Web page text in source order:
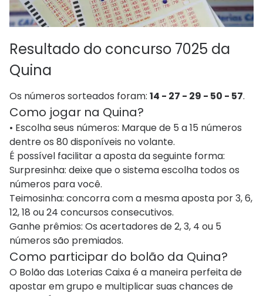
Resultado do concurso 7025 da
Quina
Os números sorteados foram: 14 - 27 - 29 - 50 - 57.
Como jogar na Quina?
• Escolha seus números: Marque de 5 a 15 números
dentre os 80 disponíveis no volante.
É possível facilitar a aposta da seguinte forma:
Surpresinha: deixe que o sistema escolha todos os
números para você.
Teimosinha: concorra com a mesma aposta por 3, 6,
12, 18 ou 24 concursos consecutivos.
Ganhe prêmios: Os acertadores de 2, 3, 4 ou 5
números são premiados.​​​​​​​​
Como participar do bolão da Quina?
O Bolão das Loterias Caixa é a maneira perfeita de
apostar em grupo e multiplicar suas chances de